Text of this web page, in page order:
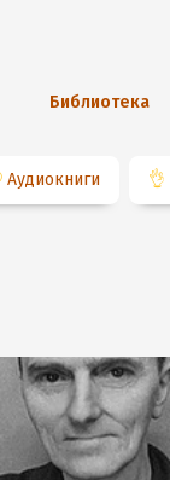
Библиотека
Аудиокниги 👌